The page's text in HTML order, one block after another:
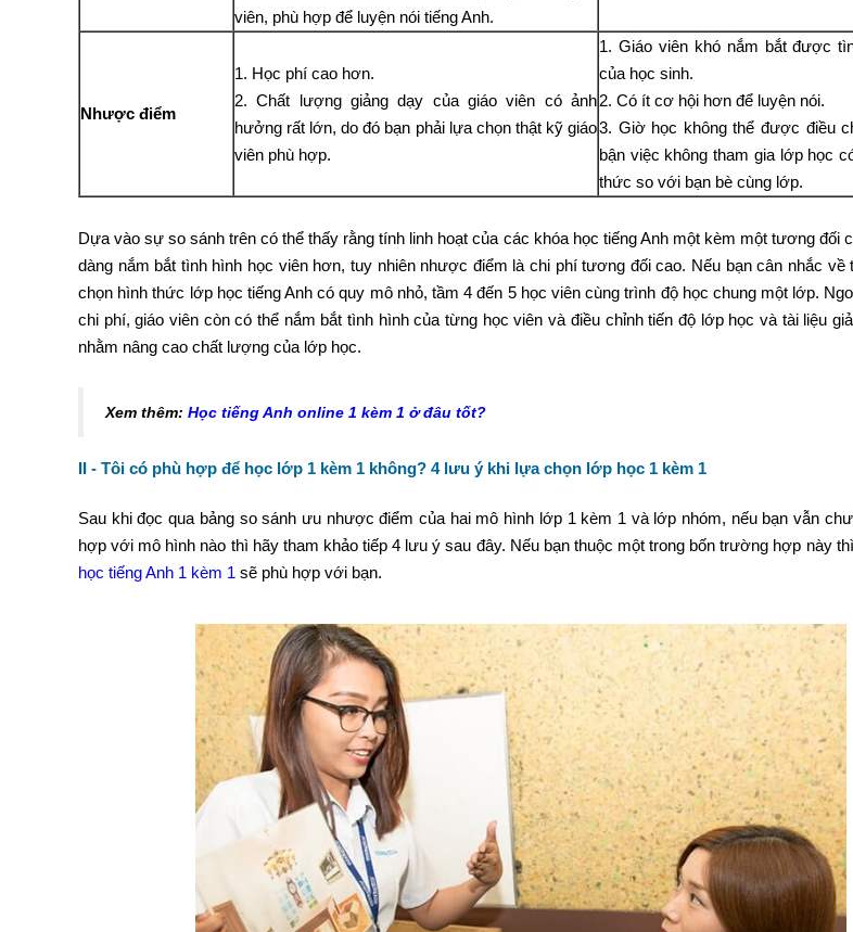
viên, phù hợp để luyện nói tiếng Anh.
Nhược điểm
1. Học phí cao hơn.
2. Chất lượng giảng dạy của giáo viên có ảnh
hưởng rất lớn, do đó bạn phải lựa chọn thật kỹ giáo
viên phù hợp.
1. Giáo viên khó nắm bắt được
của học sinh.
2. Có ít cơ hội hơn để luyện nói.
3. Giờ học không thể được điều
bận việc không tham gia lớp học
thức so với bạn bè cùng lớp.
Dựa vào sự so sánh trên có thể thấy rằng tính linh hoạt của các khóa học tiếng Anh một kèm một tương đối
dàng nắm bắt tình hình học viên hơn, tuy nhiên nhược điểm là chi phí tương đối cao. Nếu bạn cân nhắc về
chọn hình thức lớp học tiếng Anh có quy mô nhỏ, tầm 4 đến 5 học viên cùng trình độ học chung một lớp.
chi phí, giáo viên còn có thể nắm bắt tình hình của từng học viên và điều chỉnh tiến độ lớp học và tài liệu
nhằm nâng cao chất lượng của lớp học.
Xem thêm: Học tiếng Anh online 1 kèm 1 ở đâu tốt?
II - Tôi có phù hợp để học lớp 1 kèm 1 không? 4lưu ýkhi lựa chọn lớp học 1 kèm 1
Sau khi đọc qua bảng so sánh ưu nhược điểm của hai mô hình lớp 1 kèm 1 và lớp nhóm, nếu bạn vẫn
hợp với mô hình nào thì hãy tham khảo tiếp 4 lưu ý sau đây. Nếu bạn thuộc một trong bốn trường hợp này
học tiếng Anh 1 kèm 1 sẽ phù hợp với bạn.